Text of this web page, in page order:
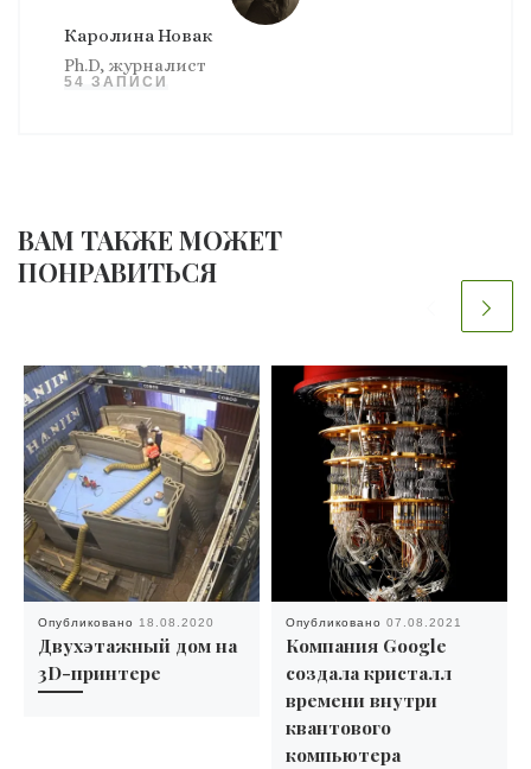
Каролина Новак
Ph.D, журналист
54 ЗАПИСИ
ВАМ ТАКЖЕ МОЖЕТ
ПОНРАВИТЬСЯ
Опубликовано 18.08.2020
Двухэтажный дом на
3D-принтере
Опубликовано 07.08.2021
Компания Google
создала кристалл
времени внутри
квантового
компьютера